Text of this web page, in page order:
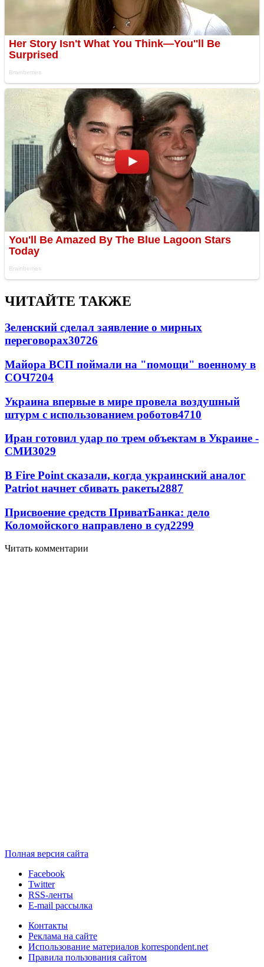
ЧИТАЙТЕ ТАКЖЕ
Зеленский сделал заявление о мирных
переговорах30726
Майора ВСП поймали на "помощи" военному в
СОЧ7204
Украина впервые в мире провела воздушный
штурм с использованием роботов4710
Иран готовил удар по трем объектам в Украине -
СМИ3029
В Fire Point сказали, когда украинский аналог
Patriot начнет сбивать ракеты2887
Присвоение средств ПриватБанка: дело
Коломойского направлено в суд2299
Читать комментарии
Полная версия сайта
Facebook
Twitter
RSS-ленты
E-mail рассылка
Контакты
Реклама на сайте
Использование материалов korrespondent.net
Правила пользования сайтом